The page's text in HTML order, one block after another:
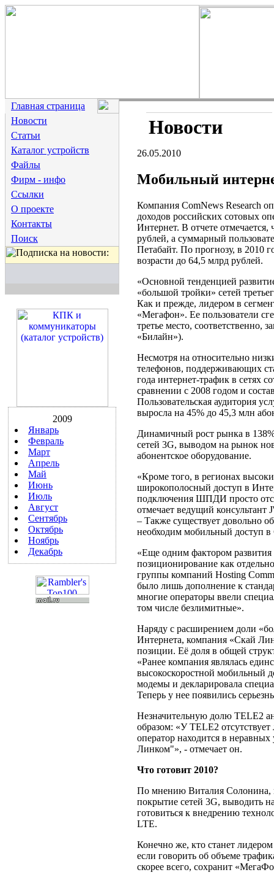
Главная страница
Новости
Статьи
Каталог устройств
Файлы
Фирм - инфо
Ссылки
О проекте
Контакты
Поиск
2009
Январь
Февраль
Март
Апрель
Май
Июнь
Июль
Август
Сентябрь
Октябрь
Ноябрь
Декабрь
Новости
26.05.2010
Мобильный
Компания ComNews Research
доходов российских сотовых
Интернет. В отчете
рублей, а суммарный
Петабайт. По прогнозу, в 2010
возрасти до 64,5 млрд рублей.
«Основной тенденцией
«большой тройки» сетей
Как и прежде, лидером в
«Мегафон». Ее пользователи
третье место,
«Билайн»).
Несмотря на относительно
телефонов, поддерживающих
года интернет-трафик в сетях
сравнении с 2008 годом и
Пользовательская аудитория
выросла на 45% до 45,3 млн
Динамичный рост рынка в
сетей 3G, выводом на рынок
абонентское оборудование.
«Кроме того, в регионах
широкополосный доступ в
подключения ШПДИ просто
отмечает ведущий
– Также существует довольно
необходим мобильный доступ в
«Еще одним фактором развития
позиционирование как
группы компаний Hosting
было лишь дополнение к
многие операторы ввели
том числе безлимитные».
Наряду с расширением доли
Интернета, компания «Скай
позиции. Её доля в общей
«Ранее компания являлась
высокоскоростной мобильный
модемы и декларировала
Теперь у нее появились
Незначительную долю TELE2
образом: «У TELE2
оператор находится в
Линком"», - отмечает он.
Что готовит 2010?
По мнению Виталия Солонина,
покрытие сетей 3G, выводить
готовиться к внедрению
LTE.
Конечно же, кто станет
если говорить об объеме
скорее всего, сохранит